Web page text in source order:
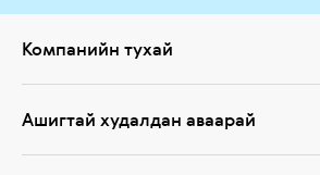
Компанийн тухай
Ашигтай худалдан аваарай